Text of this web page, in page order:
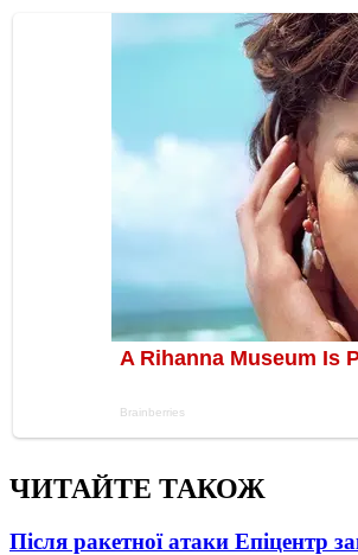
ЧИТАЙТЕ ТАКОЖ
Після ракетної атаки Епіцентр